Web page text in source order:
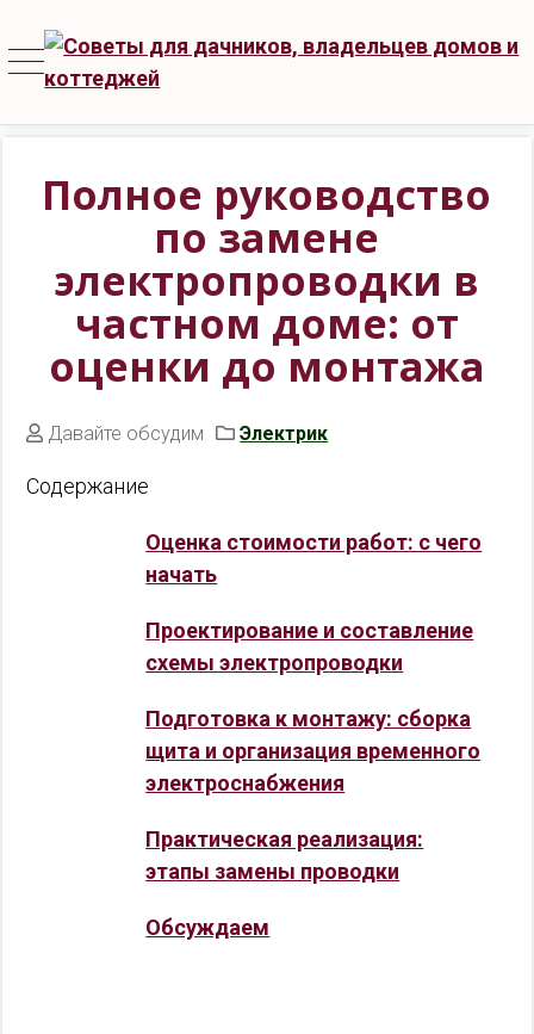
Полное руководство
по замене
электропроводки в
частном доме: от
оценки до монтажа
Давайте обсудим Электрик
Содержание
Оценка стоимости работ: с чего
начать
Проектирование и составление
схемы электропроводки
Подготовка к монтажу: сборка
щита и организация временного
электроснабжения
Практическая реализация:
этапы замены проводки
Обсуждаем